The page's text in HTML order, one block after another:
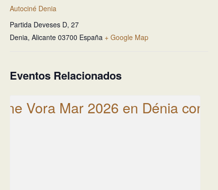
Autociné Denia
Partida Deveses D, 27
Denia, Alicante 03700 España + Google Map
Eventos Relacionados